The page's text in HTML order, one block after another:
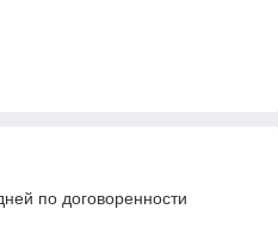
по договоренности